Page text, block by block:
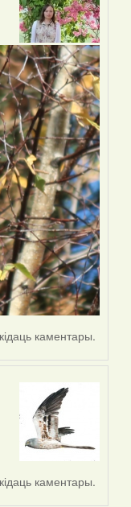
каментары.
каментары.